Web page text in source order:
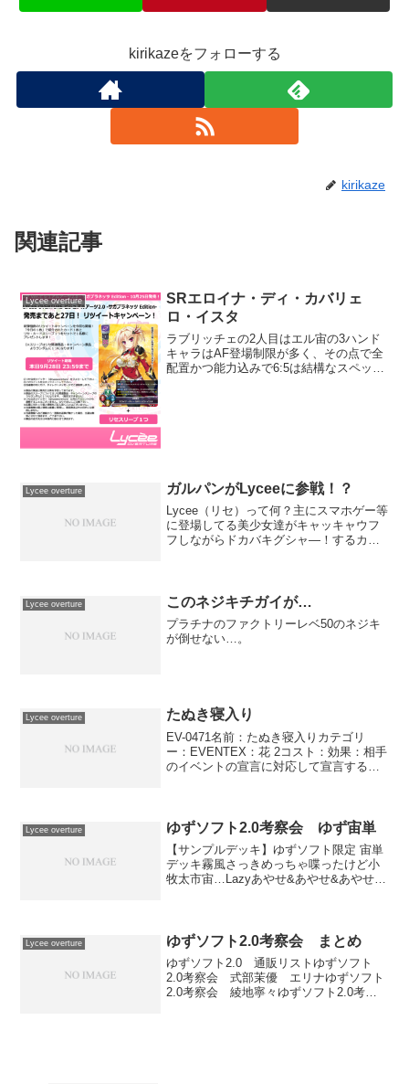
kirikazeをフォローする
kirikaze
関連記事
Lycee overture
SRエロイナ・ディ・カバリェ
ロ・イスタ
ラブリッチェの2人目はエル宙の3ハンド
キャラはAF登場制限が多く、その点で全
配置かつ能力込みで6:5は結構なスペック
Lycee overture ガルパンがLyceeに参戦！？
Lycee（リセ）って何？主にスマホゲー等
に登場してる美少女達がキャッキャウフ
フしながらドカバキグシャ―！するカー
いいの？リセ...
Lycee overture このネジキチガイが…
プラチナのファクトリーレベ50のネジキ
が倒せない…。
Lycee overture たぬき寝入り
EV-0471名前：たぬき寝入りカテゴリ
ー：EVENTEX：花 2コスト：効果：相手
のイベントの宣言に対応して宣言する。
とができる。...
Lycee overture ゆずソフト2.0考察会 ゆず宙単
【サンプルデッキ】ゆずソフト限定 宙単
デッキ霧風さっきめっちゃ喋ったけど小
牧太市宙…Lazyあやせ&あやせ&あやせ霧
基準を推奨します...
Lycee overture ゆずソフト2.0考察会 まとめ
ゆずソフト2.0 通販リストゆずソフト
2.0考察会 式部茉優 エリナゆずソフト
2.0考察会 綾地寧々ゆずソフト2.0考察